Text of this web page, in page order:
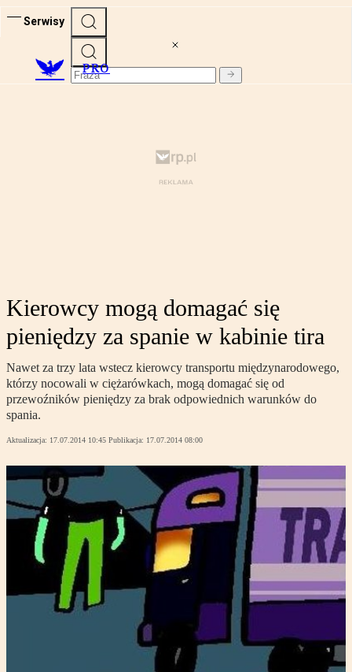
Serwisy
PRO
Kierowcy mogą domagać się
pieniędzy za spanie w kabinie tira
Nawet za trzy lata wstecz kierowcy transportu międzynarodowego,
którzy nocowali w ciężarówkach, mogą domagać się od
przewoźników pieniędzy za brak odpowiednich warunków do
spania.
Aktualizacja: 17.07.2014 10:45 Publikacja: 17.07.2014 08:00